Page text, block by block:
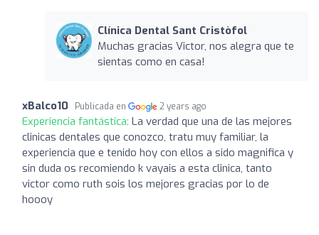
Clínica Dental Sant Cristòfol
Muchas gracias Victor, nos alegra que te
sientas como en casa!
xBalco10 Publicada en 2 years ago
Experiencia fantástica: La verdad que una de las mejores
clinicas dentales que conozco, tratu muy familiar, la
experiencia que e tenido hoy con ellos a sido magnifica y
sin duda os recomiendo k vayais a esta clinica, tanto
victor como ruth sois los mejores gracias por lo de
hoooy